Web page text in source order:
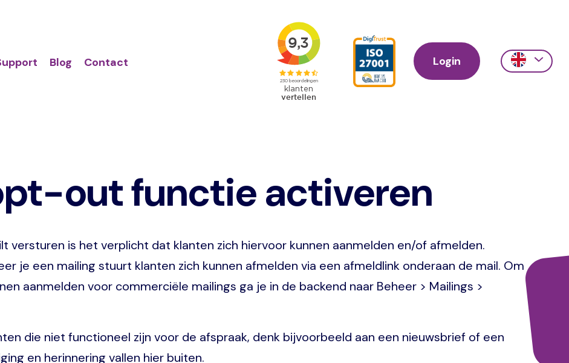
Blog Contact
Action
Primair
menu
Login
Action
out functie activeren
versturen is het verplicht dat klanten zich hiervoor kunnen aanmelden en/of afmelden.
je een mailing stuurt klanten zich kunnen afmelden via een afmeldlink onderaan de mail. Om
aanmelden voor commerciële mailings ga je in de backend naar Beheer > Mailings >
die niet functioneel zijn voor de afspraak, denk bijvoorbeeld aan een nieuwsbrief of een
en herinnering vallen hier buiten.